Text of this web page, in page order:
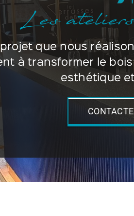
Les
que nous
à transformer le
esthétique